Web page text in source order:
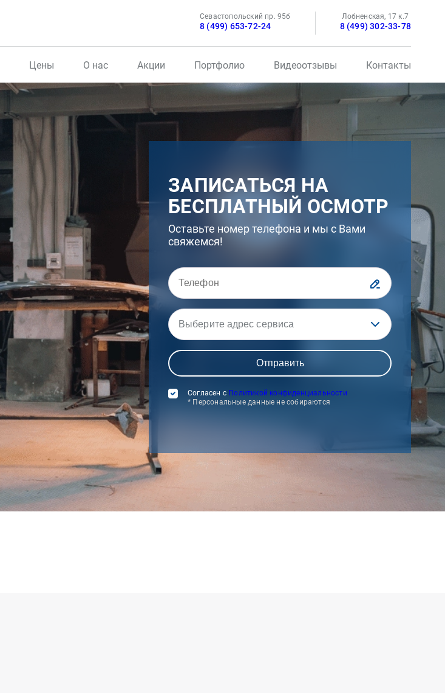
Севастопольский пр. 95б
8 (499) 653-72-24
Лобненская, 17 к.7
8 (499) 302-33-78
Цены О нас Акции Портфолио Видеоотзывы Контакты
ЗАПИСАТЬСЯ НА
БЕСПЛАТНЫЙ ОСМОТР
Оставьте номер телефона и мы с Вами
свяжемся!
Выберите адрес сервиса
Согласен с Политикой конфиденциальности
* Персональные данные не собираются